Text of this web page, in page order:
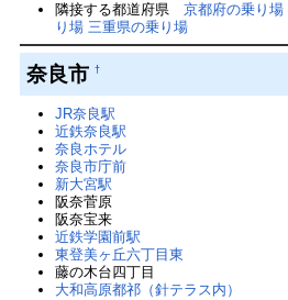
隣接する都道府県京都府の乗り場
り場 三重県の乗り場
奈良市†
JR奈良駅
近鉄奈良駅
奈良ホテル
奈良市庁前
新大宮駅
阪奈菅原
阪奈宝来
近鉄学園前駅
東登美ヶ丘六丁目東
藤の木台四丁目
大和高原都祁（針テラス内）